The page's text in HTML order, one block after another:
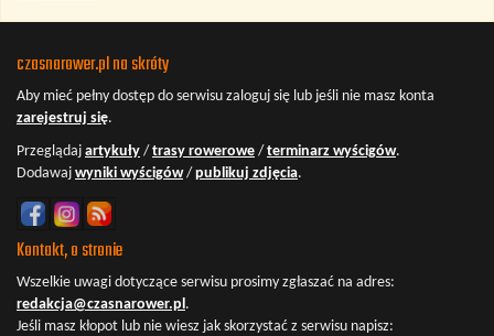
czasnarower.pl na skróty
Aby mieć pełny dostęp do serwisu zaloguj się lub jeśli nie masz konta
zarejestruj się.
Przeglądaj artykuły / trasy rowerowe / terminarz wyścigów.
Dodawaj wyniki wyścigów/ publikuj zdjęcia.
Kontakt, o stronie
Wszelkie uwagi dotyczące serwisu prosimy zgłaszać na adres:
redakcja@czasnarower.pl.
Jeśli masz kłopot lub nie wiesz jak skorzystać z serwisu napisz: